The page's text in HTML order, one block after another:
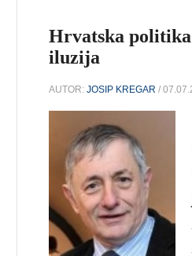
Hrvatska
iluzija
AUTOR:JOSIP KREGAR /